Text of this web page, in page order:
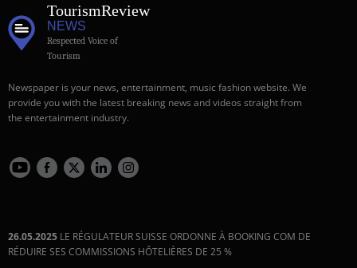
TourismReview
NEWS
Respected Voice of
Tourism
Newspaper is your news, entertainment, music fashion website. We
provide you with the latest breaking news and videos straight from
the entertainment industry.
26.05.2025 LE RÉGULATEUR SUISSE ORDONNE À BOOKING COM DE
RÉDUIRE SES COMMISSIONS HÔTELIÈRES DE 25 %